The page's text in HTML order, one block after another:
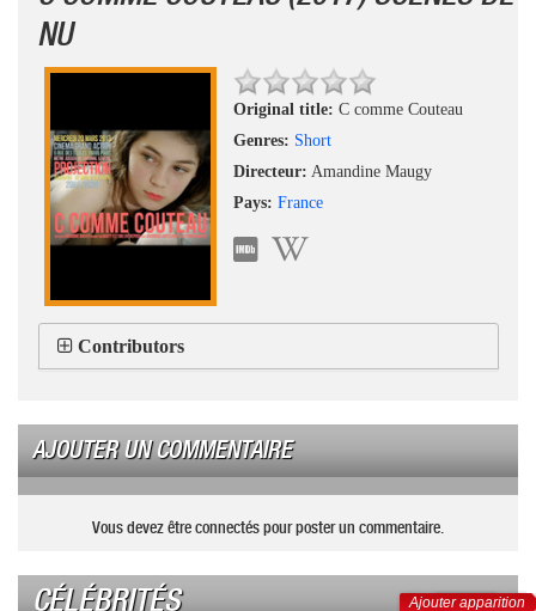
NU
Original title: C comme Couteau
Genres: Short
Directeur: Amandine Maugy
Pays: France
Contributors
AJOUTER UN COMMENTAIRE
Vous devez être connectés pour poster un commentaire.
CÉLÉBRITÉS Ajouter apparition